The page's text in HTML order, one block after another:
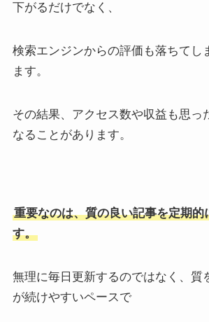
下がるだけでなく、
検索エンジンからの評価も落ちてし
ます。
その結果、アクセス数や収益も思っ
なることがあります。
重要なのは、質の良い記事を定期的
す。
無理に毎日更新するのではなく、質
が続けやすいペースで